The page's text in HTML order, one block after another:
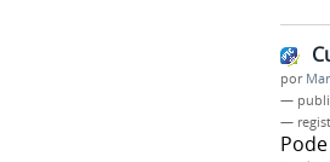
por
—
—